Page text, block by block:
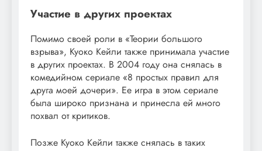
Участие в других проектах
Помимо своей роли в «Теории большого
взрыва», Куоко Кейли также принимала участие
в других проектах. В 2004 году она снялась в
комедийном сериале «8 простых правил для
друга моей дочери». Ее игра в этом сериале
была широко признана и принесла ей много
похвал от критиков.
Позже Куоко Кейли также снялась в таких